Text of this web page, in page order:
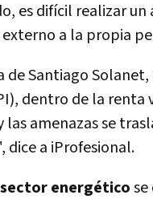
es difícil realizar un
a la propia
de Santiago
dentro de la renta
las amenazas se
dice a iProfesional.
sector energético